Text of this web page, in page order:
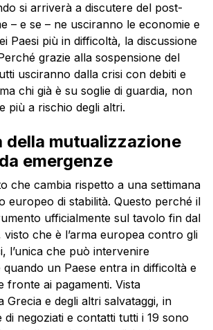
si arriverà a discutere del post-
– e se – ne usciranno le economie e
Paesi più in difficoltà, la discussione
grazie alla sospensione del
usciranno dalla crisi con debiti e
chi già è su soglie di guardia, non
più a rischio degli altri.
della mutualizzazione
emergenze
che cambia rispetto a una settimana
europeo di stabilità. Questo perché il
ufficialmente sul tavolo fin dal
che è l’arma europea contro gli
l’unica che può intervenire
quando un Paese entra in difficoltà e
fronte ai pagamenti. Vista
Grecia e degli altri salvataggi, in
di negoziati e contatti tutti i 19 sono